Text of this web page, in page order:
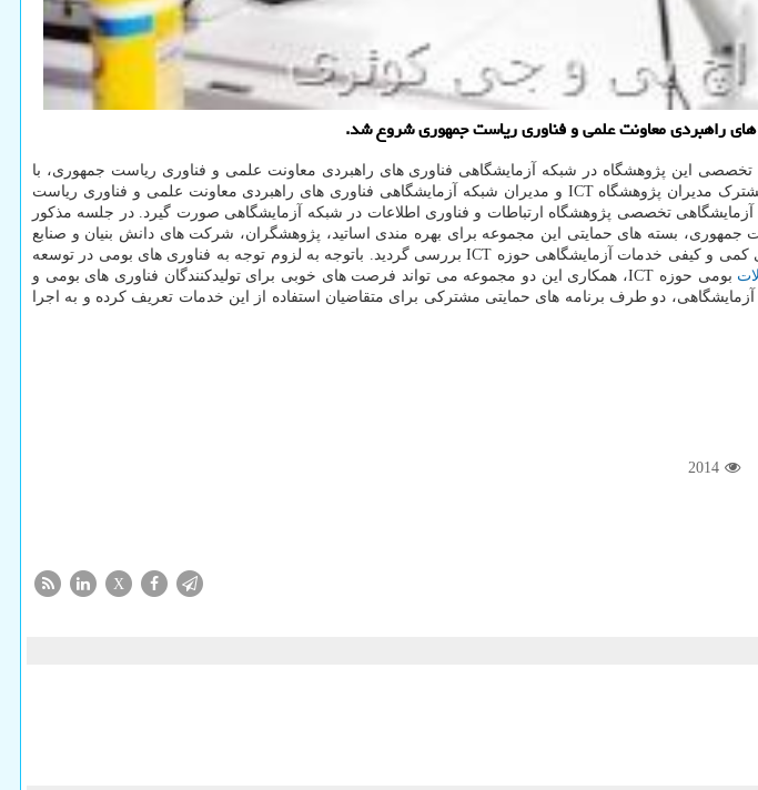
تخصصی این پژوهشگاه در شبکه آزمایشگاهی فناوری های راهبردی معاونت علمی و فناوری ریاست جمهوری، با
هدف پشتیبانی از توسعه فناوری های بومی مورد استفاده در شبکه ملی اطلاعات انجام می شود. در جلسه مشترک مدیران پژوهشگاه ICT و مدیران شبکه آزمایشگاهی فناوری های راهبردی معاونت علمی و فناوری ریاست
تخصصی پژوهشگاه ارتباطات و فناوری اطلاعات در شبکه آزمایشگاهی صورت گیرد. در جلسه مذکور
بسته های حمایتی این مجموعه برای بهره مندی اساتید، پژوهشگران، شرکت های دانش بنیان و صنابع
آزمایشگاهی معرفی گردید و راه های به اشتراک گذاری ظرفیت های دو مجموعه جهت ارتقای کمی و کیفی خدمات آزمایشگاهی حوزه ICT بررسی گردید. باتوجه به لزوم توجه به فناوری های بومی در توسعه
بومی حوزه ICT، همکاری این دو مجموعه می تواند فرصت های خوبی برای تولیدکنندگان فناوری های بومی و
دو طرف برنامه های حمایتی مشترکی برای متقاضیان استفاده از این خدمات تعریف کرده و به اجرا
2014
X